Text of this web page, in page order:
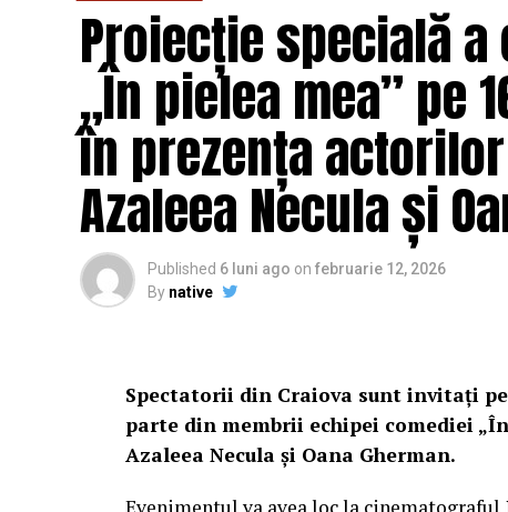
Proiecție specială
„În pielea mea” pe
în prezența
Azaleea Necula și
Published 6 luni ago on februarie 12, 2026
By native
Spectatorii din Craiova sunt invitați
parte din membrii echipei comediei
Azaleea Necula și Oana Gherman.